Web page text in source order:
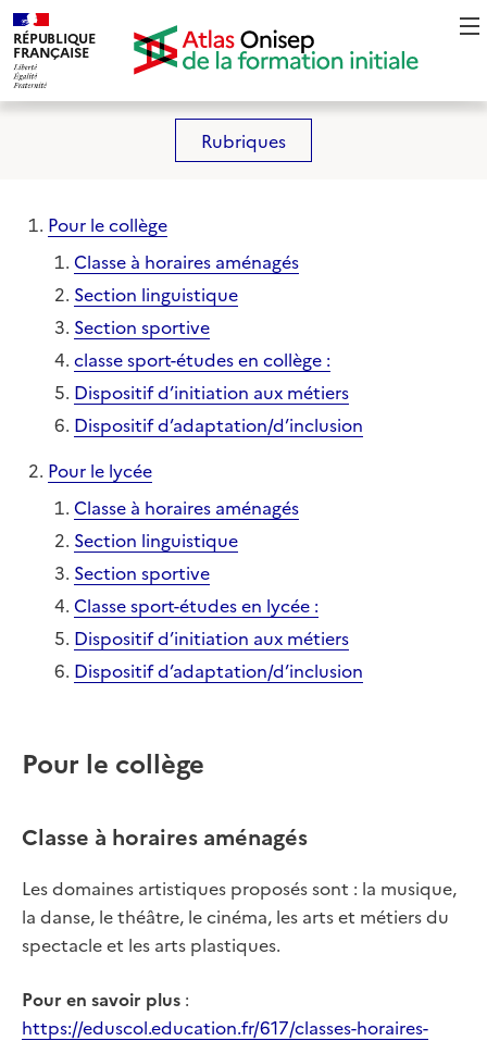
Panneau de gestion des cookies
RÉPUBLIQUE
FRANÇAISE
Rubriques
Pour le collège
Classe à horaires aménagés
Section linguistique
Section sportive
classe sport-études en collège :
Dispositif d’initiation aux métiers
Dispositif d’adaptation/d’inclusion
Pour le lycée
Classe à horaires aménagés
Section linguistique
Section sportive
Classe sport-études en lycée :
Dispositif d’initiation aux métiers
Dispositif d’adaptation/d’inclusion
Pour le collège
Classe à horaires aménagés
Les domaines artistiques proposés sont : la musique,
la danse, le théâtre, le cinéma, les arts et métiers du
spectacle et les arts plastiques.
Pour en savoir plus :
https://eduscol.education.fr/617/classes-horaires-